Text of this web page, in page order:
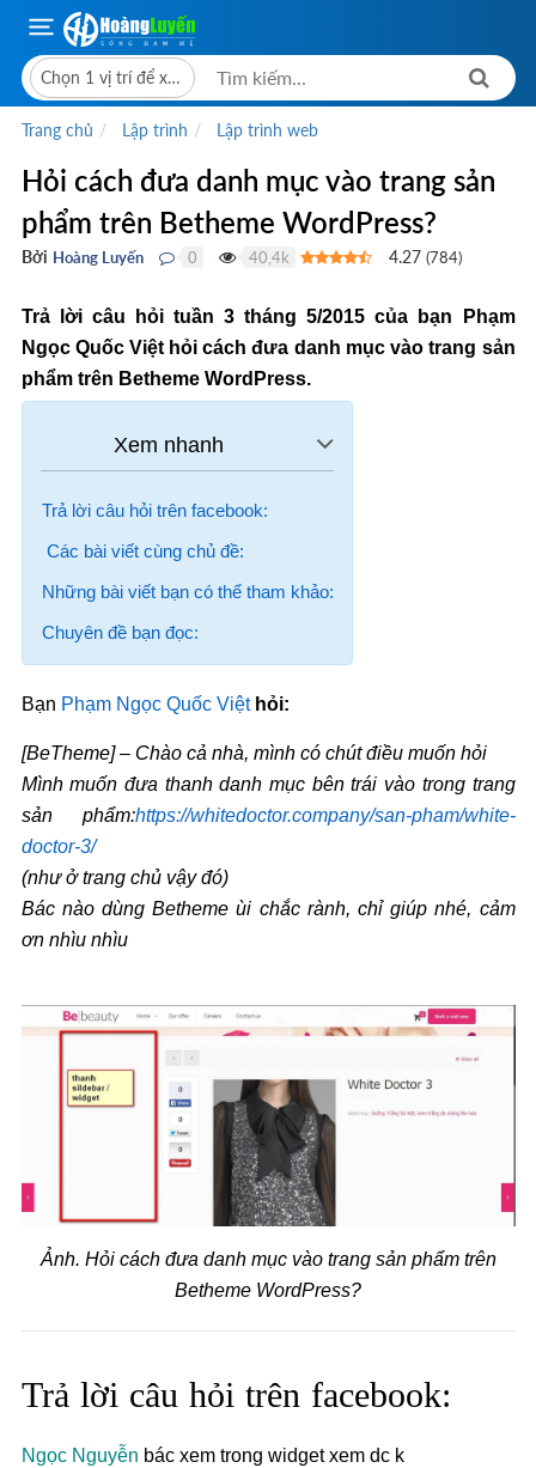
Chọn 1 vị trí để xem giá bán
Trang chủ Lập trình Lập trình web
Hỏi cách đưa danh mục vào trang sản
phẩm trên Betheme WordPress?
Bởi Hoàng Luyến 0 40,4k 4.27 (784)
Trả lời câu hỏi tuần 3 tháng 5/2015 của bạn Phạm
Ngọc Quốc Việt hỏi cách đưa danh mục vào trang sản
phẩm trên Betheme WordPress.
Trả lời câu hỏi trên facebook:
Các bài viết cùng chủ đề:
Những bài viết bạn có thể tham khảo:
Chuyên đề bạn đọc:
Bạn Phạm Ngọc Quốc Việt hỏi:
[BeTheme] – Chào cả nhà, mình có chút điều muốn hỏi
Mình muốn đưa thanh danh mục bên trái vào trong trang
sản phẩm:https://whitedoctor.company/san-pham/white-
doctor-3/
(như ở trang chủ vậy đó)
Bác nào dùng Betheme ùi chắc rành, chỉ giúp nhé, cảm
ơn nhìu nhìu
Ảnh. Hỏi cách đưa danh mục vào trang sản phẩm trên
Betheme WordPress?
Trả lời câu hỏi trên facebook:
Ngọc Nguyễn bác xem trong widget xem dc k